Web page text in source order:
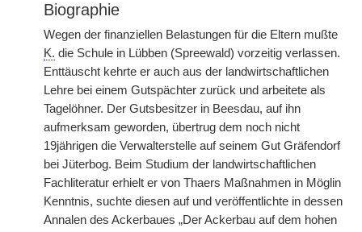
Biographie
Wegen der finanziellen Belastungen für die Eltern mußte
K. die Schule in Lübben (Spreewald) vorzeitig verlassen.
Enttäuscht kehrte er auch aus der landwirtschaftlichen
Lehre bei einem Gutspächter zurück und arbeitete als
Tagelöhner. Der Gutsbesitzer in Beesdau, auf ihn
aufmerksam geworden, übertrug dem noch nicht
19jährigen die Verwalterstelle auf seinem Gut Gräfendorf
bei Jüterbog. Beim Studium der landwirtschaftlichen
Fachliteratur erhielt er von Thaers Maßnahmen in Möglin
Kenntnis, suchte diesen auf und veröffentlichte in dessen
Annalen des Ackerbaues „Der Ackerbau auf dem hohen